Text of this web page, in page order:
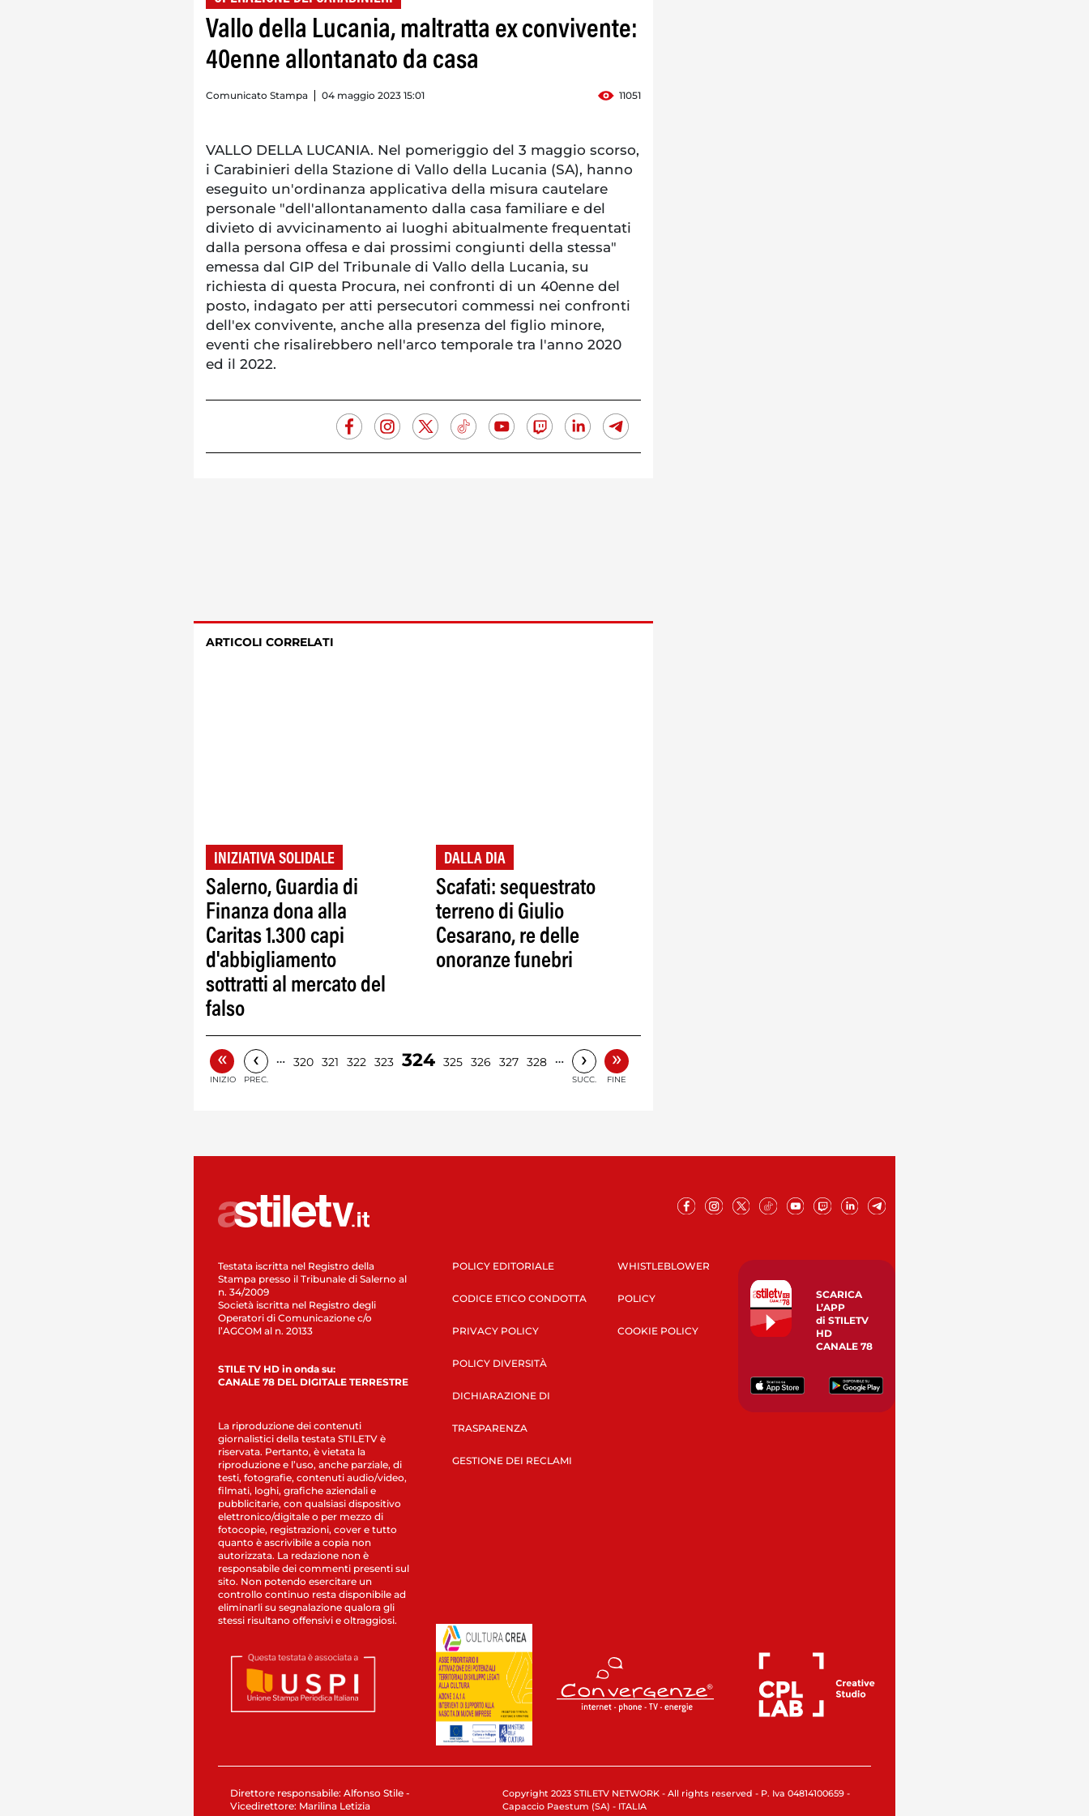
Vallo della Lucania, maltratta ex convivente:
40enne allontanato da casa
Comunicato Stampa 04 maggio 2023 15:01 11051
VALLO DELLA LUCANIA. Nel pomeriggio del 3 maggio scorso,
i Carabinieri della Stazione di Vallo della Lucania (SA), hanno
eseguito un'ordinanza applicativa della misura cautelare
personale "dell'allontanamento dalla casa familiare e del
divieto di avvicinamento ai luoghi abitualmente frequentati
dalla persona offesa e dai prossimi congiunti della stessa"
emessa dal GIP del Tribunale di Vallo della Lucania, su
richiesta di questa Procura, nei confronti di un 40enne del
posto, indagato per atti persecutori commessi nei confronti
dell'ex convivente, anche alla presenza del figlio minore,
eventi che risalirebbero nell'arco temporale tra l'anno 2020
ed il 2022.
ARTICOLI CORRELATI
INIZIATIVA SOLIDALE
Salerno, Guardia di
Finanza dona alla
Caritas 1.300 capi
d'abbigliamento
sottratti al mercato del
falso
DALLA DIA
Scafati: sequestrato
terreno di Giulio
Cesarano, re delle
onoranze funebri
«
INIZIO
‹
PREC.
… 320 321 322 323 324 325 326 327 328 … ›
SUCC.
»
FINE
Testata iscritta nel Registro della
Stampa presso il Tribunale di Salerno al
n. 34/2009
Società iscritta nel Registro degli
Operatori di Comunicazione c/o
l’AGCOM al n. 20133
STILE TV HD in onda su:
CANALE 78 DEL DIGITALE TERRESTRE
La riproduzione dei contenuti
giornalistici della testata STILETV è
riservata. Pertanto, è vietata la
riproduzione e l’uso, anche parziale, di
testi, fotografie, contenuti audio/video,
filmati, loghi, grafiche aziendali e
pubblicitarie, con qualsiasi dispositivo
elettronico/digitale o per mezzo di
fotocopie, registrazioni, cover e tutto
quanto è ascrivibile a copia non
autorizzata. La redazione non è
responsabile dei commenti presenti sul
sito. Non potendo esercitare un
controllo continuo resta disponibile ad
eliminarli su segnalazione qualora gli
stessi risultano offensivi e oltraggiosi.
POLICY EDITORIALE
CODICE ETICO CONDOTTA
PRIVACY POLICY
POLICY DIVERSITÀ
DICHIARAZIONE DI
TRASPARENZA
GESTIONE DEI RECLAMI
WHISTLEBLOWER
POLICY
COOKIE POLICY
SCARICA
L’APP
di STILETV
HD
CANALE 78
Direttore responsabile: Alfonso Stile -
Vicedirettore: Marilina Letizia
Copyright 2023 STILETV NETWORK - All rights reserved - P. Iva 04814100659 -
Capaccio Paestum (SA) - ITALIA